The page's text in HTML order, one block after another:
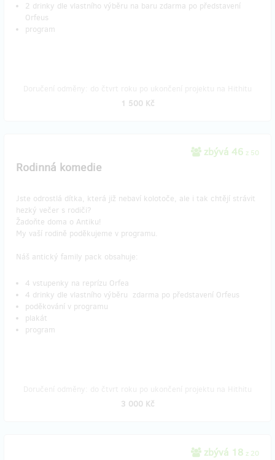
2 drinky dle vlastního výběru na baru zdarma po představení
Orfeus
program
1 500 Kč
zbývá 46 z 50
Rodinná komedie
Jste odrostlá dítka, která již nebaví kolotoče, ale i tak chtějí strávit
hezký večer s rodiči?
Žadoňte doma o Antiku!
My vaší rodině poděkujeme v programu.
Náš antický family pack obsahuje:
4 vstupenky na reprízu Orfea
4 drinky dle vlastního výběru zdarma po představení Orfeus
poděkování v programu
plakát
program
3 000 Kč
zbývá 18 z 20